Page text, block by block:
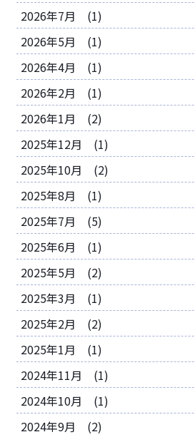
2026年7月 (1)
2026年5月 (1)
2026年4月 (1)
2026年2月 (1)
2026年1月 (2)
2025年12月 (1)
2025年10月 (2)
2025年8月 (1)
2025年7月 (5)
2025年6月 (1)
2025年5月 (2)
2025年3月 (1)
2025年2月 (2)
2025年1月 (1)
2024年11月 (1)
2024年10月 (1)
2024年9月 (2)